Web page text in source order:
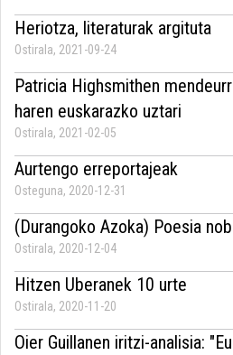
Heriotza, literaturak argituta
Ostirala, 2021-09-24
Patricia Highsmithen
haren euskarazko uztari
Ostirala, 2021-02-05
Aurtengo erreportajeak
Osteguna, 2020-12-31
(Durangoko Azoka) Poesia
Ostirala, 2020-12-04
Hitzen Uberanek 10 urte
Ostirala, 2020-11-20
Oier Guillanen iritzi-analisia: